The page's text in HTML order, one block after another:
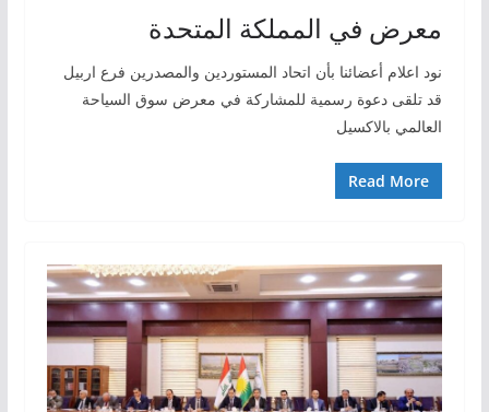
معرض في المملكة المتحدة
نود اعلام أعضائنا بأن اتحاد المستوردين والمصدرين فرع اربيل
قد تلقى دعوة رسمية للمشاركة في معرض سوق السياحة
العالمي بالاكسيل
Read More